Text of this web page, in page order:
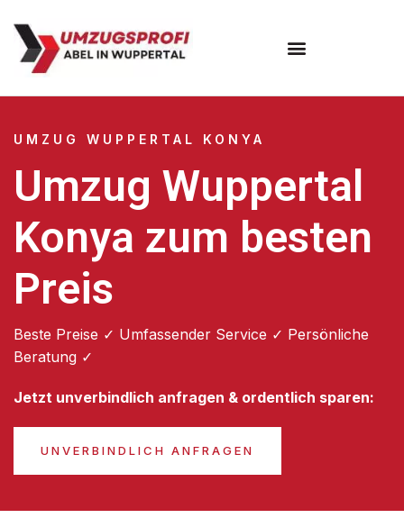
UMZUG WUPPERTAL KONYA
Umzug Wuppertal
Konya zum besten
Preis
Beste Preise ✓ Umfassender Service ✓ Persönliche
Beratung ✓
Jetzt unverbindlich anfragen & ordentlich sparen:
UNVERBINDLICH ANFRAGEN